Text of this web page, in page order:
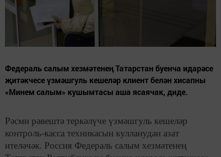
Федераль салым хезмәтенең Татарстан буенча идарәсе
җитәкчесе үзмәшгуль кешеләр клиент белән хисапны
«Минем салым» кушымтасы аша ясаячак, диде.
Рәсми рәвештә теркәлүче үзмәшгуль кешеләр
контроль-касса техникасын кулланудан азат
ителәчәк. Россия Федераль салым хезмәтенең